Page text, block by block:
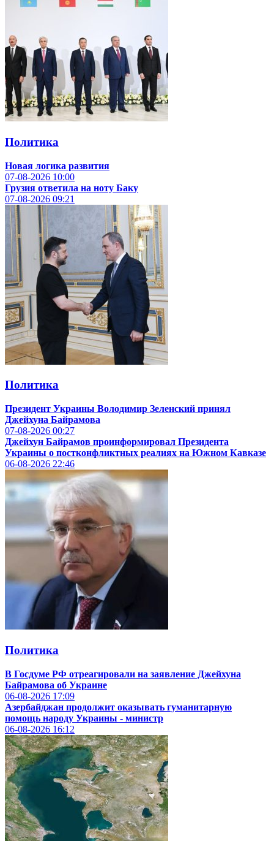
Политика
Новая логика развития
07-08-2026 10:00
Грузия ответила на ноту Баку
07-08-2026 09:21
Политика
Президент Украины Володимир Зеленский принял
Джейхуна Байрамова
07-08-2026 00:27
Джейхун Байрамов проинформировал Президента
Украины о постконфликтных реалиях на Южном Кавказе
06-08-2026 22:46
Политика
В Госдуме РФ отреагировали на заявление Джейхуна
Байрамова об Украине
06-08-2026 17:09
Азербайджан продолжит оказывать гуманитарную
помощь народу Украины - министр
06-08-2026 16:12